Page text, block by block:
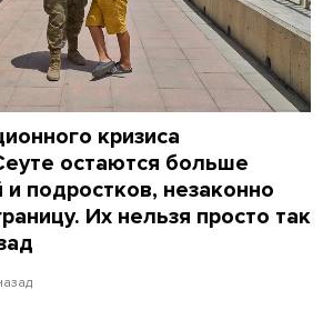
кризиса
остаются больше
подростков, незаконно
Их нельзя просто так